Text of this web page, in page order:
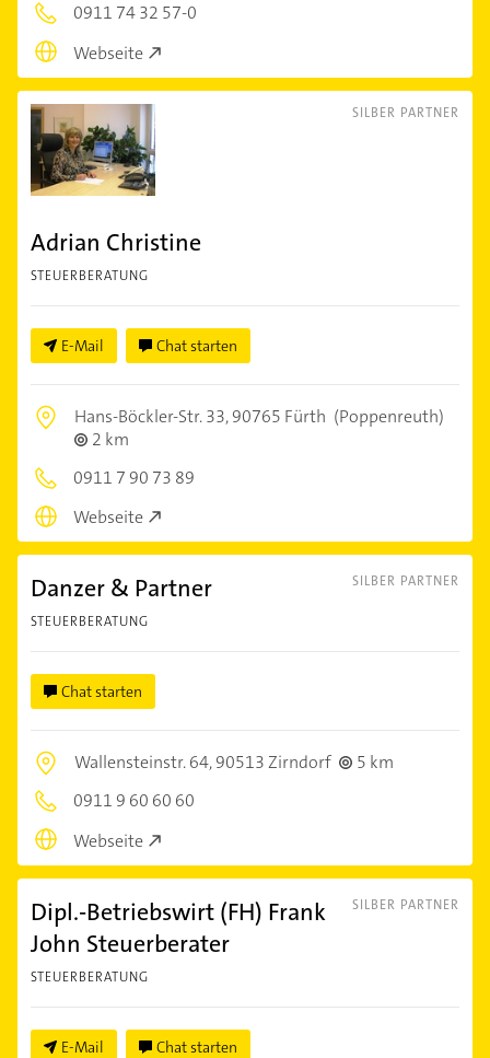
0911 74 32 57-0
Webseite
SILBER PARTNER
Adrian Christine
STEUERBERATUNG
E-Mail Chat starten
Hans-Böckler-Str. 33,90765 Fürth (Poppenreuth)
2 km
0911 7 90 73 89
Webseite
SILBER PARTNER
Danzer & Partner
STEUERBERATUNG
Chat starten
Wallensteinstr. 64,90513 Zirndorf
5 km
0911 9 60 60 60
Webseite
SILBER PARTNER
Dipl.-Betriebswirt (FH) Frank
John Steuerberater
STEUERBERATUNG
E-Mail Chat starten